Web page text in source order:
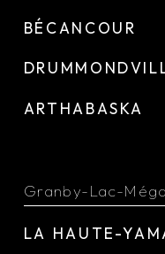
BÉCANCOUR
ARTHABASKA
Granby-Lac-
LA HAUTE-